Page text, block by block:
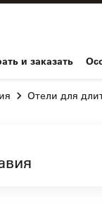
и заказать
Отели для